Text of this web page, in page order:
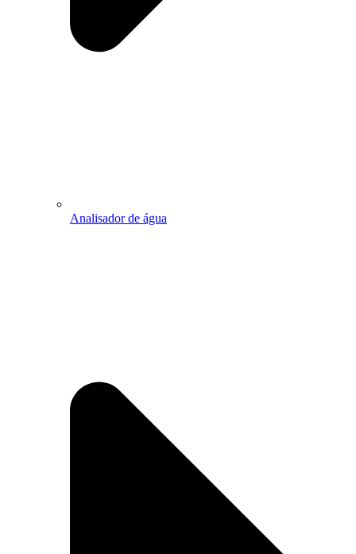
Analisador de água